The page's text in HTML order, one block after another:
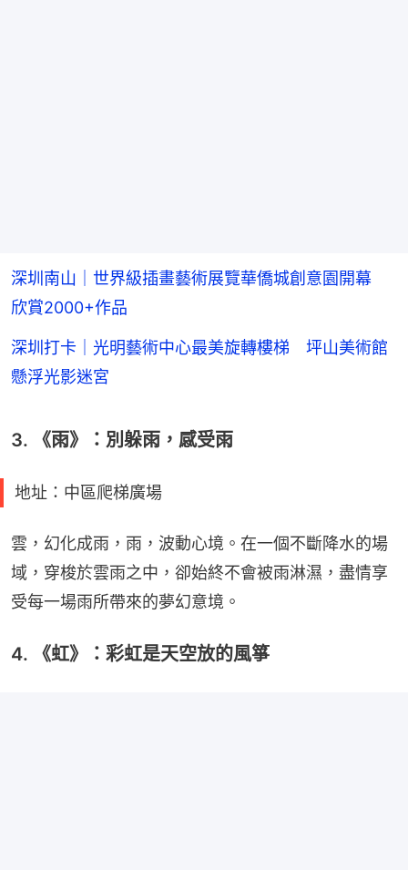
深圳南山｜世界級插畫藝術展覽華僑城創意園開幕
欣賞2000+作品
深圳打卡｜光明藝術中心最美旋轉樓梯 坪山美術館
懸浮光影迷宮
3. 《雨》：別躲雨，感受雨
地址：中區爬梯廣場
雲，幻化成雨，雨，波動心境。在一個不斷降水的場
域，穿梭於雲雨之中，卻始終不會被雨淋濕，盡情享
受每一場雨所帶來的夢幻意境。
4. 《虹》：彩虹是天空放的風箏